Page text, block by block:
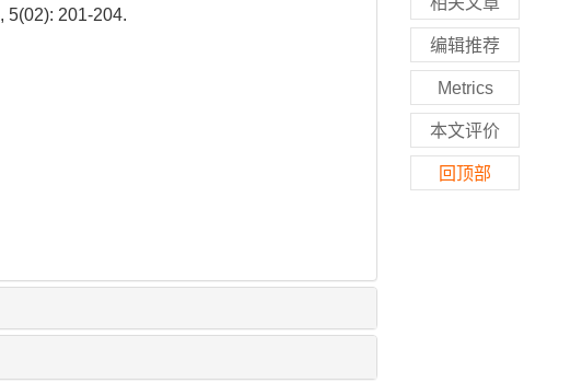
201-204.
编辑推荐
Metrics
本文评价
回顶部